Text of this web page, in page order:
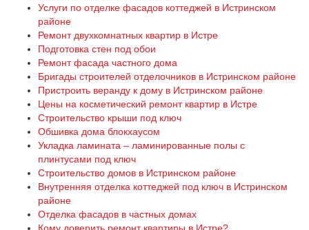
Услуги по отделке фасадов коттеджей в Истринском
районе
Ремонт двухкомнатных квартир в Истре
Подготовка стен под обои
Ремонт фасада частного дома
Бригады строителей отделочников в Истринском районе
Пристроить веранду к дому в Истринском районе
Цены на косметический ремонт квартир в Истре
Строительство крыши под ключ
Обшивка дома блокхаусом
Укладка ламината – ламинированные полы с
плинтусами под ключ
Строительство домов в Истринском районе
Внутренняя отделка коттеджей под ключ в Истринском
районе
Отделка фасадов в частных домах
Кому доверить ремонт квартиры в Истре?